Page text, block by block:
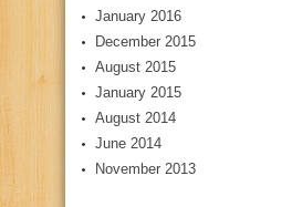
January 2016
December 2015
August 2015
January 2015
August 2014
June 2014
November 2013